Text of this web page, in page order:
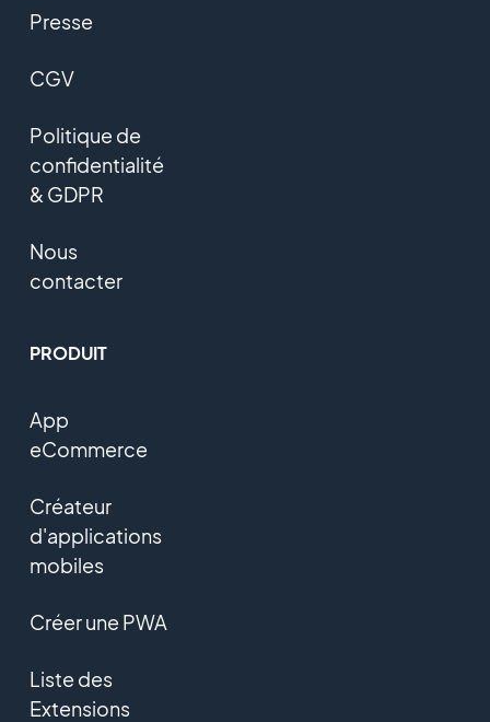
Presse
CGV
Politique de
confidentialité
& GDPR
Nous
contacter
PRODUIT
App
eCommerce
Créateur
d'applications
mobiles
Créer une PWA
Liste des
Extensions